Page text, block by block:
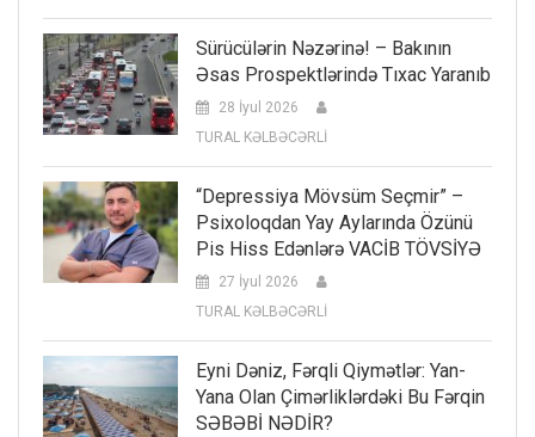
Sürücülərin Nəzərinə! – Bakının
Əsas Prospektlərində Tıxac Yaranıb
28 İyul 2026
TURAL KƏLBƏCƏRLİ
“Depressiya Mövsüm Seçmir” –
Psixoloqdan Yay Aylarında Özünü
Pis Hiss Edənlərə VACİB TÖVSİYƏ
27 İyul 2026
TURAL KƏLBƏCƏRLİ
Eyni Dəniz, Fərqli Qiymətlər: Yan-
Yana Olan Çimərliklərdəki Bu Fərqin
SƏBƏBİ NƏDİR?